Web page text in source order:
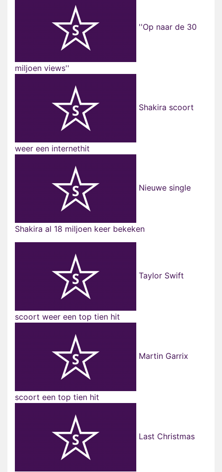
''Op naar de 30
miljoen views''
Shakira scoort
weer een internethit
Nieuwe single
Shakira al 18 miljoen keer bekeken
Taylor Swift
scoort weer een top tien hit
Martin Garrix
scoort een top tien hit
Last Christmas